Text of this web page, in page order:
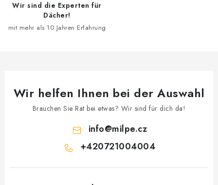
e
Wir sind die Experten für
Dächer!
mit mehr als 10 Jahren Erfahrung
Wir helfen Ihnen bei der Auswahl
Brauchen Sie Rat bei etwas? Wir sind für dich da!
info@milpe.cz
+420721004004